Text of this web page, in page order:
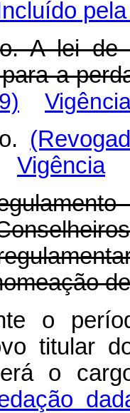
A lei de
a
Vigência
o
titular
o